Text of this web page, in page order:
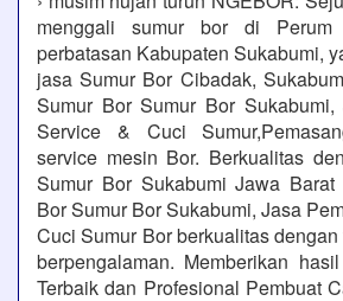
menggali sumur bor di Perum
perbatasan Kabupaten Sukabumi,
jasa Sumur Bor Cibadak,
Sumur Bor Sumur Bor Sukabumi,
Service & Cuci
service mesin Bor. Berkualitas
Sumur Bor Sukabumi Jawa
Bor Sumur Bor Sukabumi, Jasa
Cuci Sumur Bor berkualitas
berpengalaman. Memberikan
Terbaik dan Profesional Pembuat